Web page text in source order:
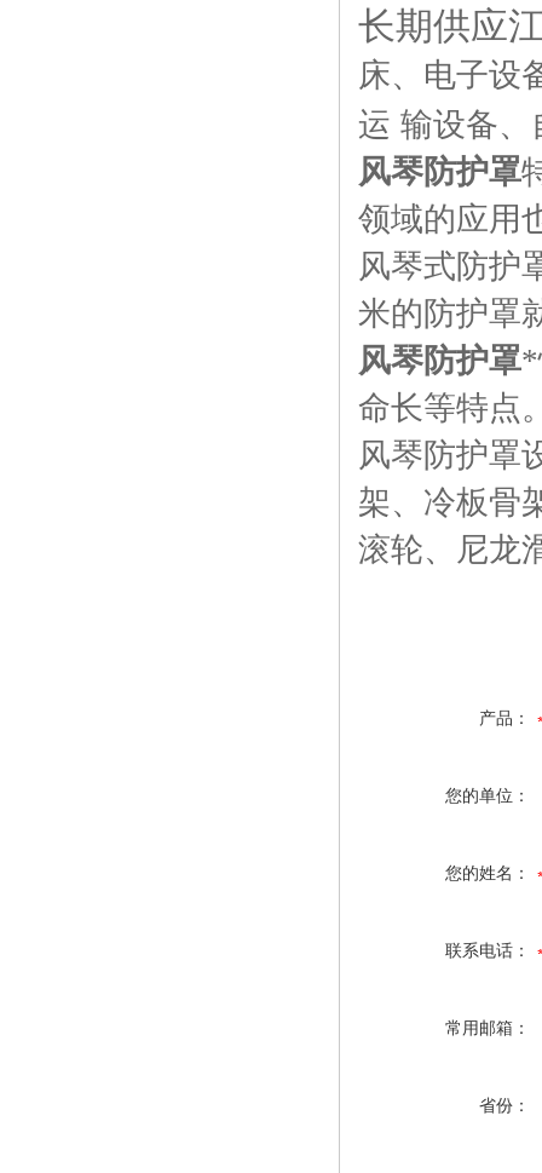
长期供应
床、电子设
运 输设备、
风琴防护罩
领域的应用
风琴式防护
米的防护罩
风琴防护罩*
命长等特点
风琴防护罩
架、冷板骨
滚轮、尼龙
产品：
您的单位：
您的姓名：
联系电话：
常用邮箱：
省份：